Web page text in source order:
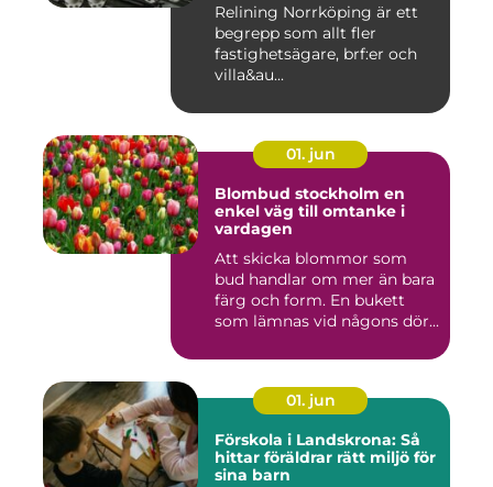
Relining Norrköping är ett
begrepp som allt fler
fastighetsägare, brf:er och
villa&au...
01. jun
Blombud stockholm en
enkel väg till omtanke i
vardagen
Att skicka blommor som
bud handlar om mer än bara
färg och form. En bukett
som lämnas vid någons dör...
01. jun
Förskola i Landskrona: Så
hittar föräldrar rätt miljö för
sina barn